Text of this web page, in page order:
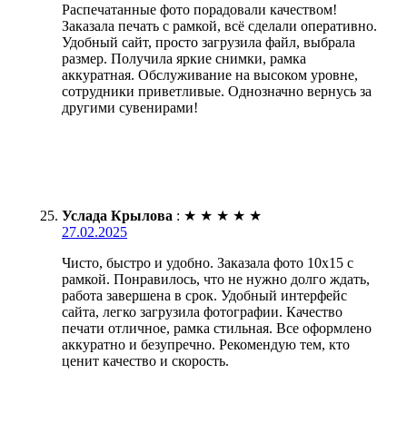
Распечатанные фото порадовали качеством!
Заказала печать с рамкой, всё сделали оперативно.
Удобный сайт, просто загрузила файл, выбрала
размер. Получила яркие снимки, рамка
аккуратная. Обслуживание на высоком уровне,
сотрудники приветливые. Однозначно вернусь за
другими сувенирами!
Услада Крылова : ★ ★ ★ ★ ★
27.02.2025
Чисто, быстро и удобно. Заказала фото 10х15 с
рамкой. Понравилось, что не нужно долго ждать,
работа завершена в срок. Удобный интерфейс
сайта, легко загрузила фотографии. Качество
печати отличное, рамка стильная. Все оформлено
аккуратно и безупречно. Рекомендую тем, кто
ценит качество и скорость.